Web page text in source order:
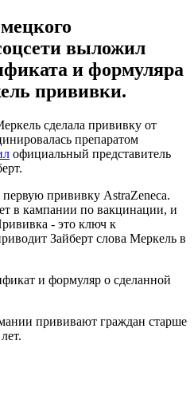
выложил
и формуляра
прививки.
сделала прививку от
препаратом
официальный представитель
первую прививку AstraZeneca.
в кампании по вакцинации, и
- это ключ к
Зайберт слова Меркель в
и формуляр о сделанной
прививают граждан старше